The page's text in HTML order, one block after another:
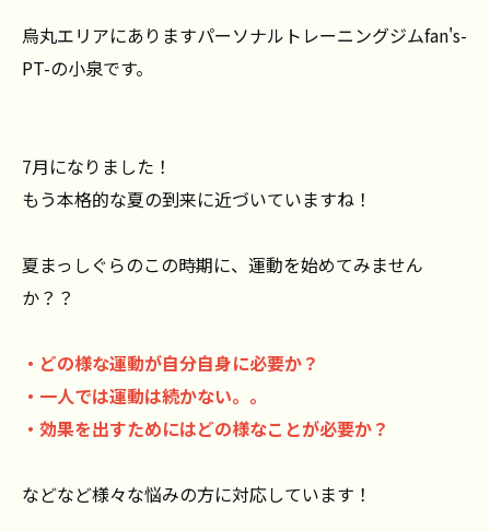
烏丸エリアにありますパーソナルトレーニングジムfan's-
PT-の小泉です。
7月になりました！
もう本格的な夏の到来に近づいていますね！
夏まっしぐらのこの時期に、運動を始めてみません
か？？
・どの様な運動が自分自身に必要か？
・一人では運動は続かない。。
・効果を出すためにはどの様なことが必要か？
などなど様々な悩みの方に対応しています！